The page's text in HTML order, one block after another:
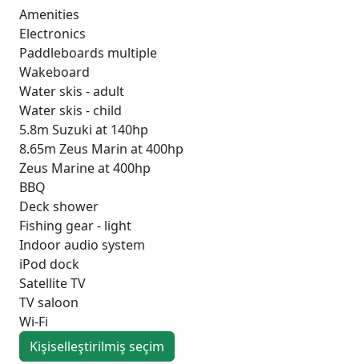
Amenities
Electronics
Paddleboards multiple
Wakeboard
Water skis - adult
Water skis - child
5.8m Suzuki at 140hp
8.65m Zeus Marin at 400hp
Zeus Marine at 400hp
BBQ
Deck shower
Fishing gear - light
Indoor audio system
iPod dock
Satellite TV
TV saloon
Wi-Fi
Kişiselleştirilmiş seçim